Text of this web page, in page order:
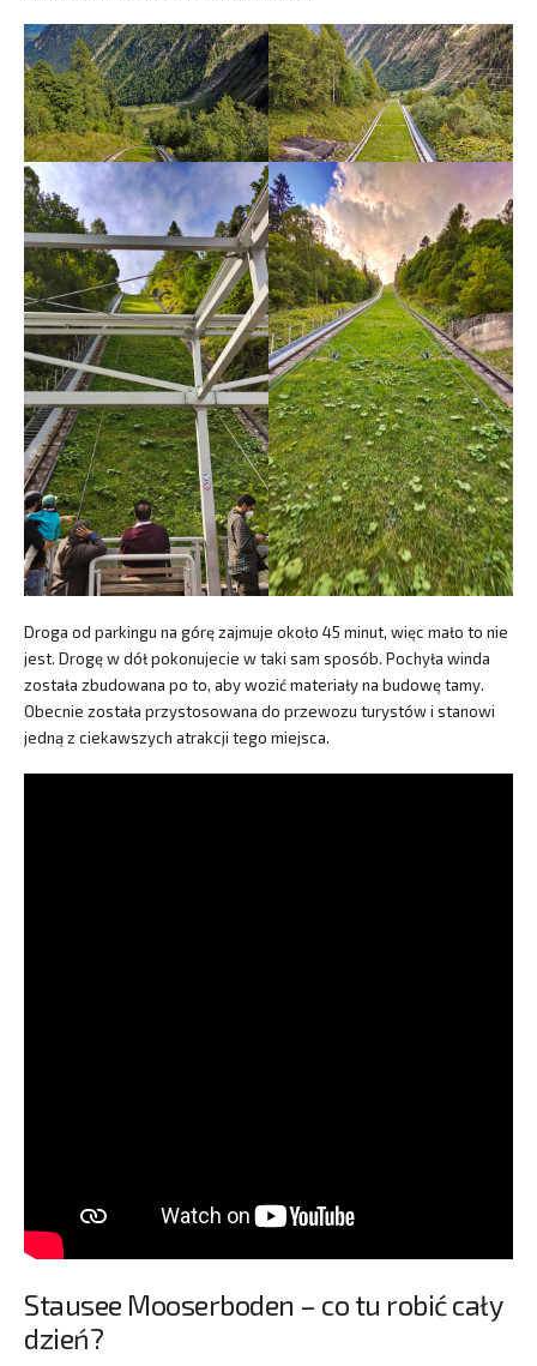
Droga od parkingu na górę zajmuje około 45 minut, więc mało to nie
jest. Drogę w dół pokonujecie w taki sam sposób. Pochyła winda
została zbudowana po to, aby wozić materiały na budowę tamy.
Obecnie została przystosowana do przewozu turystów i stanowi
jedną z ciekawszych atrakcji tego miejsca.
Stausee Mooserboden – co tu robić cały
dzień?